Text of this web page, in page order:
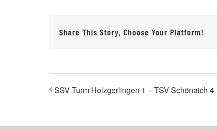
Share This Story, Choose Your Platform!
SSV Turm Holzgerlingen 1 – TSV Schönaich 4